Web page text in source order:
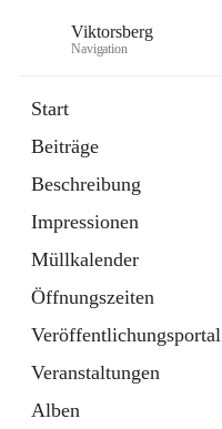
Viktorsberg
Navigation
Start
Beiträge
Beschreibung
Impressionen
Müllkalender
Öffnungszeiten
Veröffentlichungsportal
Veranstaltungen
Alben
1 Schnellzugriff
Bürgerservice
10 Schnellzugriffe